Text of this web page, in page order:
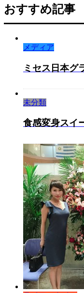
おすすめ記事
メディア
ミセス日本グ
未分類
食感変身スイ